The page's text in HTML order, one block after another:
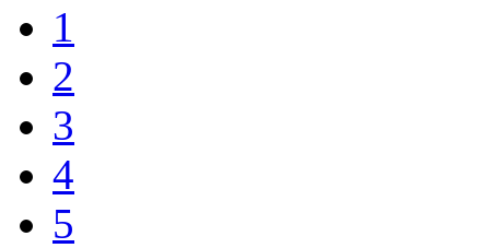
1
2
3
4
5